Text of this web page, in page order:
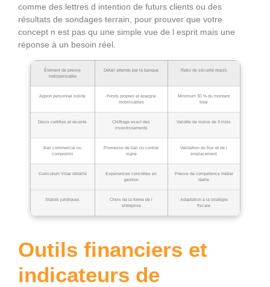
comme des lettres d intention de futurs clients ou des
résultats de sondages terrain, pour prouver que votre
concept n est pas qu une simple vue de l esprit mais une
réponse à un besoin réel.
Élément de preuve
indispensable
Détail attendu par la banque Ratio de sécurité requis
Apport personnel solide
Fonds propres et épargne
mobilisables
Minimum 30 % du montant
total
Devis certifiés et récents
Chiffrage exact des
investissements
Validité de moins de 3 mois
Bail commercial ou
compromis
Promesse de bail ou contrat
signé
Validation du flux et de l
emplacement
Curriculum Vitae détaillé
Expériences concrètes en
gestion
Preuve de compétence métier
réelle
Statuts juridiques
Choix de la forme de l
entreprise
Adaptation à la stratégie
fiscale
Outils financiers et
indicateurs de